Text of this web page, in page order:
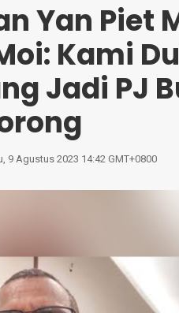
Yan Piet
Kami
Jadi PJ
9 Agustus 2023 14:42 GMT+0800